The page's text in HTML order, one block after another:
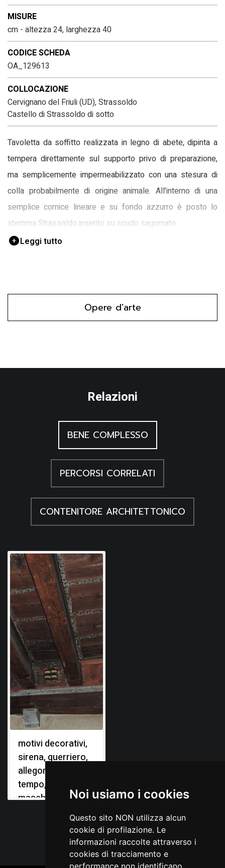
Noi usiamo i cookies
Questo sito NON utilizza alcun
cookie di profilazione. Le
informazioni raccolte attraverso i
cookies di tracciamento e
performance non identificano
MISURE
cm - altezza 24, larghezza 40
CODICE SCHEDA
OA_129613
COLLOCAZIONE
Cervignano del Friuli (UD), Strassoldo
Castello di Strassoldo di sotto
Tavoletta da soffitto realizzata in legno di abete, dipinta a
tempera direttamente sul supporto privo di preparazione,
ma semplicemente impermeabilizzato con una stesura di
colla probabilmente di origine animale. All'interno di una
semplice cornice lineare e su fondo azzurro è posto lo
stemma Strassoldo inserito su scudo sagomato.
Leggi tutto
Opere d'arte
Relazioni
BENE COMPLESSO
PERCORSI CORRELATI
CONTENITORE ARCHITETTONICO
motivi decorativi,
sirena, guerriero,
allegoria del
tempo, figure
maschili, stemmi